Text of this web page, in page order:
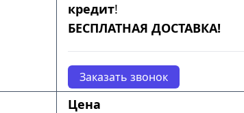
кредит!
БЕСПЛАТНАЯ ДОСТАВКА!
Заказать звонок
Цена